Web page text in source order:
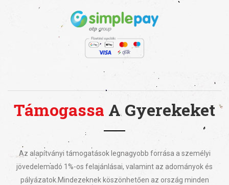
Támogassa A Gyerekeket
Az alapítványi támogatások legnagyobb forrása a személyi
jövedelemadó 1%-os felajánlásai, valamint az adományok és
pályázatok. Mindezeknek köszönhetően az ország minden